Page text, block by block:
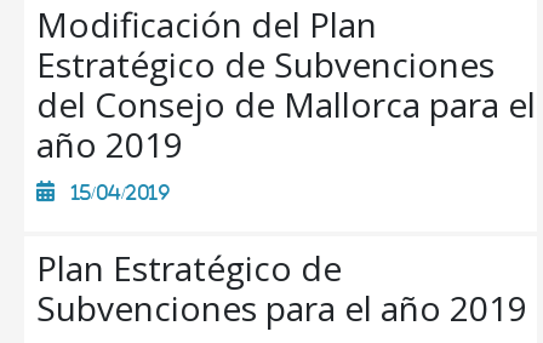
CONSELL DE MALLORCA
SEDE ELECTRÓNICA
Modificación del Plan
Estratégico de Subvenciones
del Consejo de Mallorca para el
año 2019
15/04/2019
Plan Estratégico de
Subvenciones para el año 2019